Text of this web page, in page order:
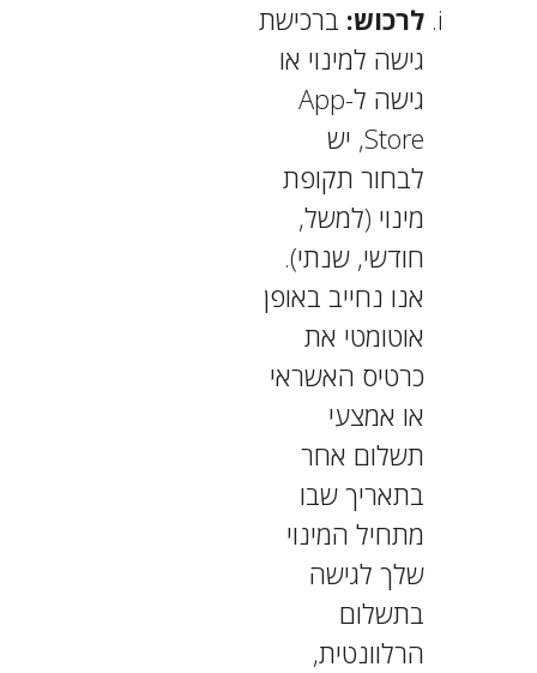
לרכוש: ברכישת
גישה למינוי או
גישה ל-App
Store, יש
לבחור תקופת
מינוי (למשל,
חודשי, שנתי).
אנו נחייב באופן
אוטומטי את
כרטיס האשראי
או אמצעי
תשלום אחר
בתאריך שבו
מתחיל המינוי
שלך לגישה
בתשלום
הרלוונטית,